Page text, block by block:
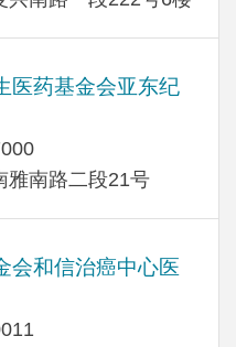
医药基金会亚东纪
雅南路二段21号
会和信治癌中心医